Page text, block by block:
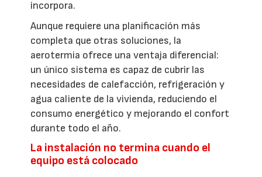
incorpora.
Aunque requiere una planificación más
completa que otras soluciones, la
aerotermia ofrece una ventaja diferencial:
un único sistema es capaz de cubrir las
necesidades de calefacción, refrigeración y
agua caliente de la vivienda, reduciendo el
consumo energético y mejorando el confort
durante todo el año.
La instalación no termina cuando el
equipo está colocado